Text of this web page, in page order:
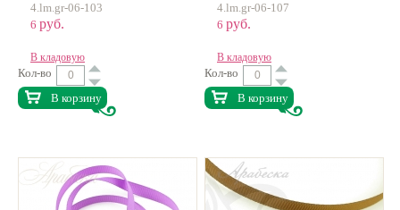
4.lm.gr-06-103
6 руб.
В кладовую
Кол-во
В корзину
4.lm.gr-06-107
6 руб.
В кладовую
Кол-во
В корзину